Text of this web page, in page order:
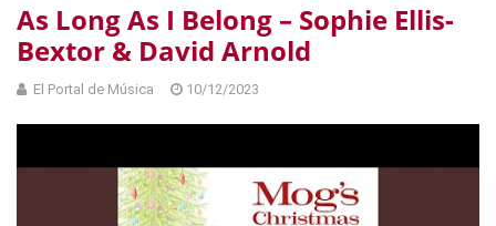
As Long As I Belong – Sophie Ellis-
Bextor & David Arnold
El Portal de Música 10/12/2023